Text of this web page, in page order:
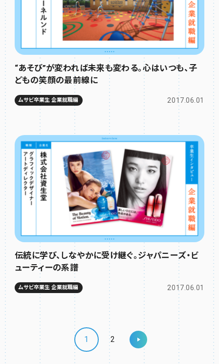
“あそび”が変われば未来も変わる。心はいつも、子
どもの笑顔の最前線に
ムサビ卒業生 企業就職編 2017.06.01
伝統に学び、しなやかに受け継ぐ。ジャパニーズ・ビ
ューティーの系譜
ムサビ卒業生 企業就職編 2017.06.01
1 2